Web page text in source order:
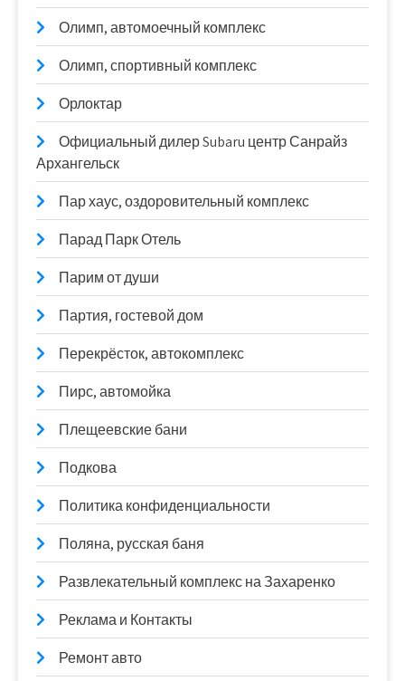
Олимп, автомоечный комплекс
Олимп, спортивный комплекс
Орлоктар
Официальный дилер Subaru центр Санрайз
Архангельск
Пар хаус, оздоровительный комплекс
Парад Парк Отель
Парим от души
Партия, гостевой дом
Перекрёсток, автокомплекс
Пирс, автомойка
Плещеевские бани
Подкова
Политика конфиденциальности
Поляна, русская баня
Развлекательный комплекс на Захаренко
Реклама и Контакты
Ремонт авто